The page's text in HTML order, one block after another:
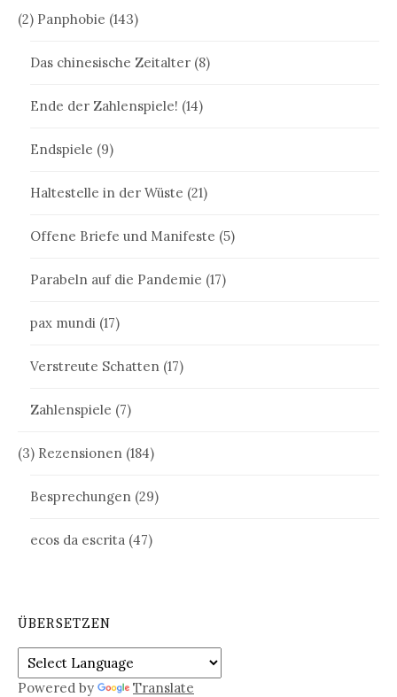
(2) Panphobie (143)
Das chinesische Zeitalter (8)
Ende der Zahlenspiele! (14)
Endspiele (9)
Haltestelle in der Wüste (21)
Offene Briefe und Manifeste (5)
Parabeln auf die Pandemie (17)
pax mundi (17)
Verstreute Schatten (17)
Zahlenspiele (7)
(3) Rezensionen (184)
Besprechungen (29)
ecos da escrita (47)
ÜBERSETZEN
Powered by Translate